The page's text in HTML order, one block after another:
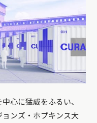
心に猛威をふるい、
ンズ・ホプキンス大